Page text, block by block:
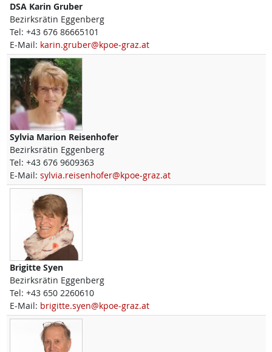
DSA Karin Gruber
Bezirksrätin Eggenberg
Tel: +43 676 86665101
E-Mail: karin.gruber@kpoe-graz.at
Sylvia Marion Reisenhofer
Bezirksrätin Eggenberg
Tel: +43 676 9609363
E-Mail: sylvia.reisenhofer@kpoe-graz.at
Brigitte Syen
Bezirksrätin Eggenberg
Tel: +43 650 2260610
E-Mail: brigitte.syen@kpoe-graz.at